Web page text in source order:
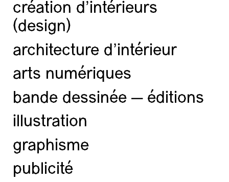
création d'intérieurs
(design)
architecture d’intérieur
arts numériques
bande dessinée — éditions
illustration
graphisme
publicité